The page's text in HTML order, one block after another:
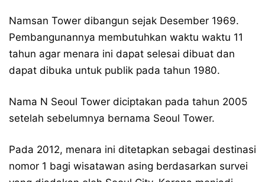
Namsan Tower dibangun sejak Desember 1969.
Pembangunannya membutuhkan waktu waktu 11
tahun agar menara ini dapat selesai dibuat dan
dapat dibuka untuk publik pada tahun 1980.
Nama N Seoul Tower diciptakan pada tahun 2005
setelah sebelumnya bernama Seoul Tower.
Pada 2012, menara ini ditetapkan sebagai destinasi
nomor 1 bagi wisatawan asing berdasarkan survei